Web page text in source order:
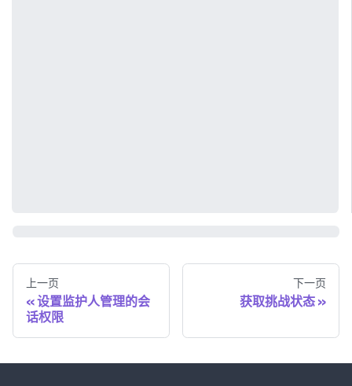
上一页
设置监护人管理的会
话权限
下一页
获取挑战状态